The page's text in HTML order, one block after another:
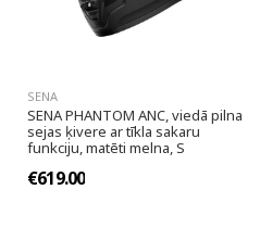
SENA
SENA PHANTOM ANC, viedā pilna
sejas ķivere ar tīkla sakaru
funkciju, matēti melna, S
€619.00